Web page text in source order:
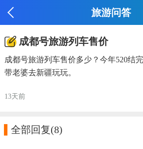
旅游问答
成都号旅游列车售价
成都号旅游列车售价多少？今年520结
带老婆去新疆玩玩。
13天前
全部回复(8)